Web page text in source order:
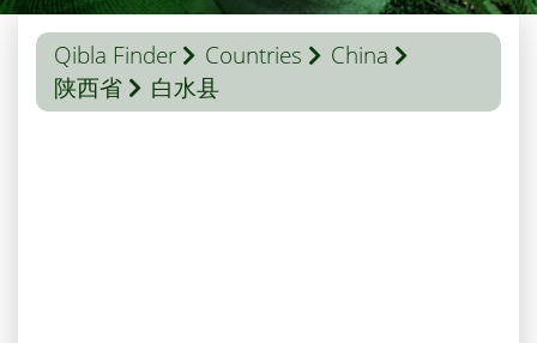
Qibla Finder Countries
China
陕西省
白水县